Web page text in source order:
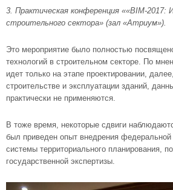
3. Практическая конференция ««BIM-2017:
строительного сектора» (зал «Атриум»).
Это мероприятие было полностью
технологий в строительном секторе. По
идет только на этапе проектировании,
строительстве и эксплуатации зданий,
практически не применяются.
В тоже время, некоторые сдвиги
был приведен опыт внедрения
системы территориального планирования,
государственной экспертизы.